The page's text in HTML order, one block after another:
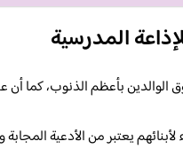
المدرسية
بأعظم الذنوب، كما أن
لأبنائهم يعتبر من الأدعية